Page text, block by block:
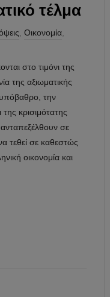
τέλμα
Οικονομία
στο τιμόνι της
της αξιωματικής
υπόβαθρο, την
κρισιμότατης
σε
τεθεί σε καθεστώς
οικονομία και